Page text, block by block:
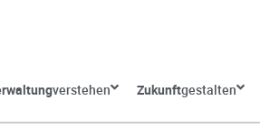
verstehen Zukunftgestalten